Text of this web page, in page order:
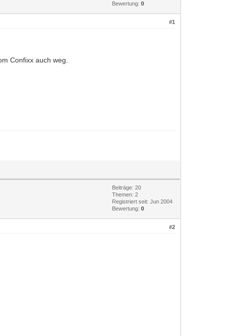
Bewertung:0
#1
Confixx auch weg.
Beiträge: 20
Themen: 2
Registriert seit: Jun 2004
Bewertung:0
#2